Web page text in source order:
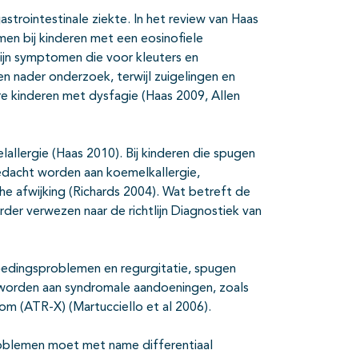
ziekte. In het review van Haas
bij kinderen met een eosinofiele
symptomen die voor kleuters en
nader onderzoek, terwijl zuigelingen en
kinderen met dysfagie (Haas 2009, Allen
(Haas 2010). Bij kinderen die spugen
worden aan koemelkallergie,
afwijking (Richards 2004). Wat betreft de
verwezen naar de richtlijn Diagnostiek van
en regurgitatie, spugen
aan syndromale aandoeningen, zoals
(ATR-X) (Martucciello et al 2006).
moet met name differentiaal